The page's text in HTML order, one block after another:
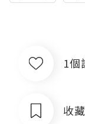
1個
收藏